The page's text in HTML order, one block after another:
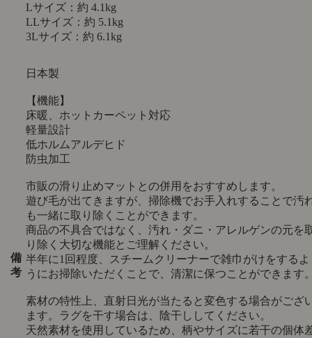
Lサイズ：約 4.1kg
LLサイズ：約 5.1kg
3Lサイズ：約 6.1kg
備
考
日本製
【機能】
床暖、ホットカーペット対応
軽量設計
低ホルムアルデヒド
防虫加工
市販の滑り止めマットとの併用をおすすめします。
遊び毛が出てきますが、掃除機でお手入れすることで汚
も一緒に取り除くことができます。
商品の不具合ではなく、汚れ・ダニ・アレルゲンの元を
り除く大切な機能とご理解ください。
半年に1回程度、スチームクリーナーで雑巾がけをするよ
うにお掃除いただくことで、清潔に保つことができます
素材の特性上、直射日光が当たると変色する場合がござ
ます。ラグを干す場合は、陰干ししてください。
天然素材を使用しているため、柄やサイズに若干の個体